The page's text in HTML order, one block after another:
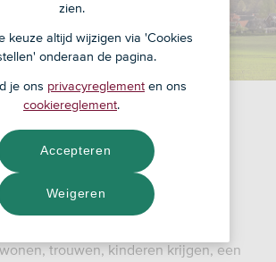
Ons team
B.V.
trouwen, kinderen krijgen, een
zien.
keuze altijd wijzigen via 'Cookies
onderaan de pagina.
je ons privacyreglement en ons
cookiereglement.
Weigeren
Accepteren